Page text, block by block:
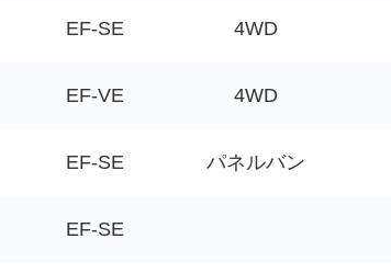
EF-SE 4WD
EF-VE 4WD
EF-SE パネルバン
EF-SE